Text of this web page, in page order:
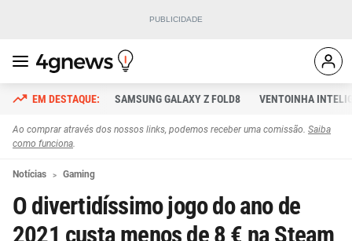
SAMSUNG GALAXY Z FOLD8 VENTOINHA
Ao comprar através dos nossos links, podemos receber uma comissão. Saiba
como funciona.
Notícias Gaming
O divertidíssimo jogo do ano de
2021 custa menos de 8 € na Steam